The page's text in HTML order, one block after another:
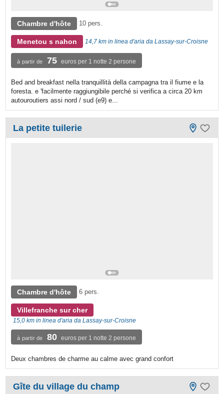
Chambre d'hôte 10 pers.
Menetou s nahon 14,7 km in linea d'aria da Lassay-sur-Croisne
à partir de 75 euros per 1 notte 2 persone
Bed and breakfast nella tranquillità della campagna tra il fiume e la
foresta. e 'facilmente raggiungibile perché si verifica a circa 20 km
autouroutiers assi nord / sud (e9) e...
La petite tuilerie
Chambre d'hôte 6 pers.
Villefranche sur cher
15,0 km in linea d'aria da Lassay-sur-Croisne
à partir de 80 euros per 1 notte 2 persone
Deux chambres de charme au calme avec grand confort
Gîte du village du champ